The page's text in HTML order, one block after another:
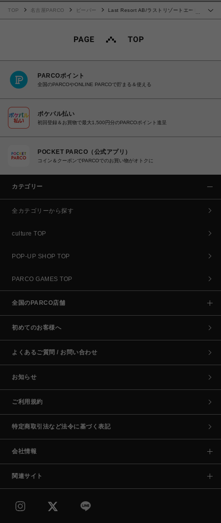
…
TOP 名古屋PARCO ビーバー
Last Resort AB/ラストリゾートエービ
PARCOポイント
全国のPARCOやONLINE PARCOで貯まる＆使える
ポケパル払い
初回登録＆お買物で最大1,500円分のPARCOポイント進呈
POCKET PARCO（公式アプリ）
コイン＆クーポンでPARCOでのお買い物がオトクに
カテゴリー
全カテゴリーから探す
culture TOP
POP-UP SHOP TOP
PARCO GAMES TOP
全国のPARCO店舗
初めてのお客様へ
よくあるご質問 / お問い合わせ
お知らせ
ご利用規約
特定商取引法など法令に基づく表記
会社情報
関連サイト